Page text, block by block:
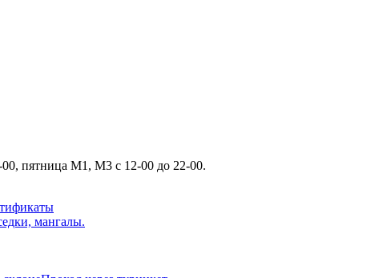
пятница М1, М3 с 12-00 до 22-00.